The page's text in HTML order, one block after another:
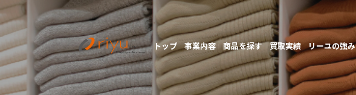
トップ 事業内容 商品を探す 買取実績 リーユの強み